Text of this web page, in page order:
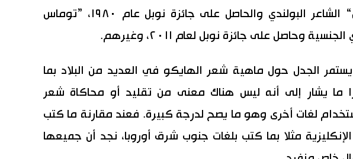
”تشيسواف ميلوش“ الشاعر البولندي والحاصل على جائزة نوبل عام ١٩٨٠، ”توماس
وحاصل على جائزة نوبل لعام ٢٠١١، وغيرهم.
الجدل حول ماهية شعر الهايكو في العديد من البلاد بما
ما يشار إلى أنه ليس هناك معنى من تقليد أو محاكاة شعر
لغات أخرى وهو ما يصح لدرجة كبيرة. فعند مقارنة ما كتب
مثلا بما كتب بلغات جنوب شرق أوروبا، نجد أن جميعها